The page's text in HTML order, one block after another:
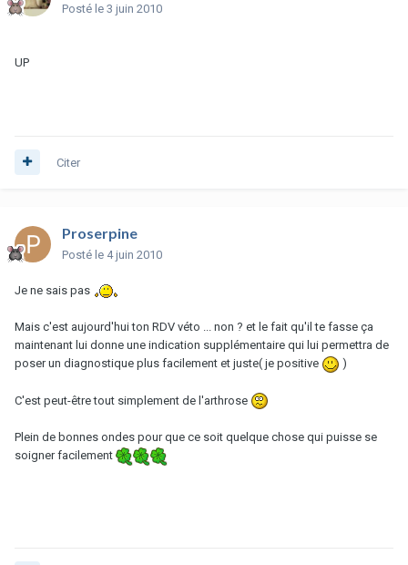
Posté le 3 juin 2010
UP
Citer
Proserpine
Posté le 4 juin 2010
Je ne sais pas
Mais c'est aujourd'hui ton RDV véto ... non ? et le fait qu'il te fasse ça
maintenant lui donne une indication supplémentaire qui lui permettra de
poser un diagnostique plus facilement et juste( je positive
)
C'est peut-être tout simplement de l'arthrose
Plein de bonnes ondes pour que ce soit quelque chose qui puisse se
soigner facilement